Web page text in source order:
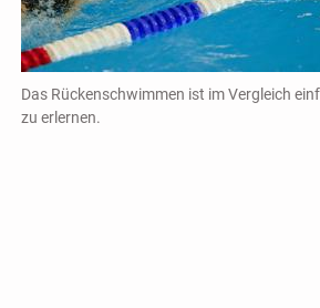
Das Rückenschwimmen ist im Vergleich
zu erlernen.